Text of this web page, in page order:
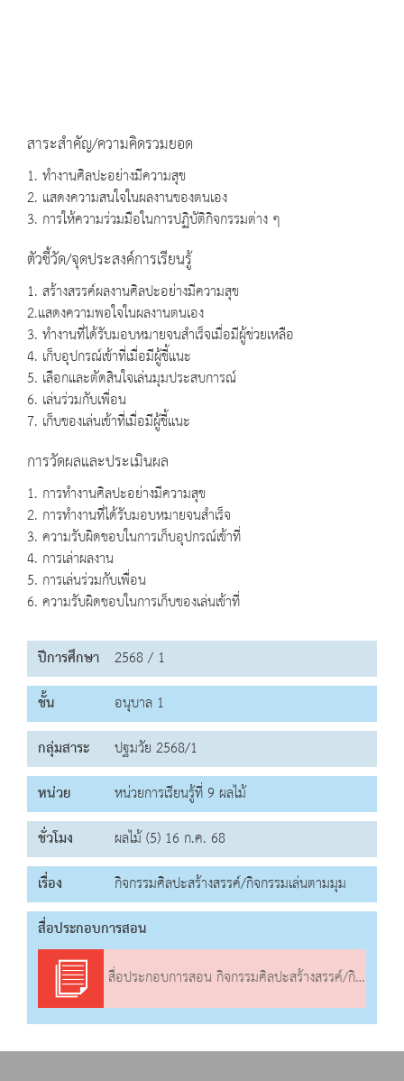
สาระสำคัญ/ความคิดรวมยอด
1. ทำงานศิลปะอย่างมีความสุข
2. แสดงความสนใจในผลงานของตนเอง
3. การให้ความร่วมมือในการปฏิบัติกิจกรรมต่าง ๆ
ตัวชี้วัด/จุดประสงค์การเรียนรู้
1. สร้างสรรค์ผลงานศิลปะอย่างมีความสุข
2.แสดงความพอใจในผลงานตนเอง
3. ทำงานที่ได้รับมอบหมายจนสำเร็จเมื่อมีผู้ช่วยเหลือ
4. เก็บอุปกรณ์เข้าที่เมื่อมีผู้ชี้แนะ
5. เลือกและตัดสินใจเล่นมุมประสบการณ์
6. เล่นร่วมกับเพื่อน
7. เก็บของเล่นเข้าที่เมื่อมีผู้ชี้แนะ
การวัดผลและประเมินผล
1. การทำงานศิลปะอย่างมีความสุข
2. การทำงานที่ได้รับมอบหมายจนสำเร็จ
3. ความรับผิดชอบในการเก็บอุปกรณ์เข้าที่
4. การเล่าผลงาน
5. การเล่นร่วมกับเพื่อน
6. ความรับผิดชอบในการเก็บของเล่นเข้าที่
ปีการศึกษา 2568 / 1
ชั้น
อนุบาล 1
กลุ่มสาระ
ปฐมวัย 2568/1
หน่วย
หน่วยการเรียนรู้ที่ 9 ผลไม้
ชั่วโมง
ผลไม้ (5) 16 ก.ค. 68
เรื่อง
กิจกรรมศิลปะสร้างสรรค์/กิจกรรมเล่นตามมุม
สื่อประกอบการสอน
สื่อประกอบการสอน กิจกรรมศิลปะสร้างสรรค์/กิจกรรมเล่นตามมุม